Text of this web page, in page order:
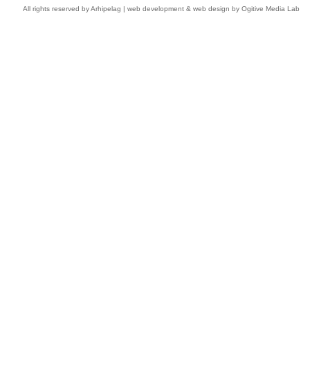
All rights reserved byArhipelag | web development & web design by Ogitive Media Lab